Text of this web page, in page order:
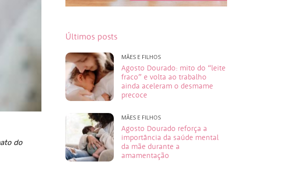
do
Últimos posts
MÃES E FILHOS
Agosto Dourado: mito do “leite
fraco” e volta ao trabalho
ainda aceleram o desmame
precoce
MÃES E FILHOS
Agosto Dourado reforça a
importância da saúde mental
da mãe durante a
amamentação